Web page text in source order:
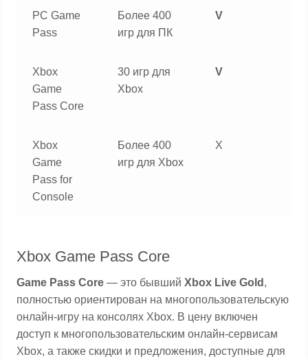
PC Game
Pass
Более 400
игр для ПК
V
Xbox
Game
Pass Core
30 игр для
Xbox
V
Xbox
Game
Pass for
Console
Более 400
игр для Xbox
X
Xbox Game Pass Core
Game Pass Core — это бывший Xbox Live Gold ,
полностью ориентирован на многопользовательскую
онлайн-игру на консолях Xbox. В цену включен
доступ к многопользовательским онлайн-сервисам
Xbox, а также скидки и предложения, доступные для